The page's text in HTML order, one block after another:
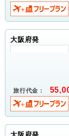
大阪府発
旅行代金：
大阪府発